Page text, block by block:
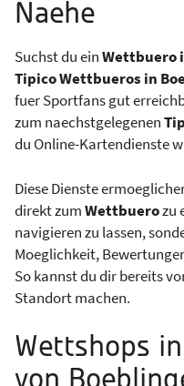
Naehe
Suchst du einWettbuero
Tipico Wettbueros in
fuer Sportfans gut
zum naechstgelegenen
du Online-Kartendienste
Diese Dienste
direkt zumWettbuerozu
navigieren zu lassen,
Moeglichkeit,
So kannst du dir bereits
Standort machen.
Wettshops